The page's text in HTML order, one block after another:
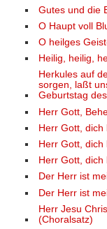
Gutes und die
O Haupt voll
O heilges
Heilig, heilig,
Herkules auf
sorgen, laßt
Geburtstag
Herr Gott,
Herr Gott, dich
Herr Gott, dich
Herr Gott, dich
Der Herr ist
Der Herr ist
Herr Jesu
(Choralsatz)